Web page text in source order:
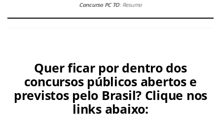
Concurso PC TO: Resumo
Quer ficar por dentro dos
concursos públicos abertos e
previstos pelo Brasil? Clique nos
links abaixo: